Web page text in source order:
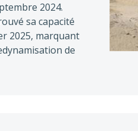
2024.
sa capacité
2025, marquant
de